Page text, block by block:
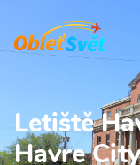
Letiště
Havre